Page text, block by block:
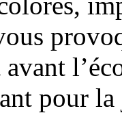
pour